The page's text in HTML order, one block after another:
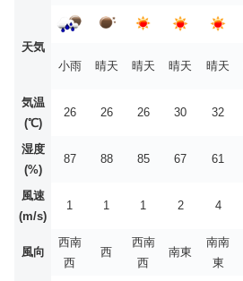
天気
小雨
晴天 晴天 晴天 晴天
気温
(℃)
26 26 26 30 32
湿度
(%)
87 88 85 67 61
風速
(m/s)
1 1 1 2 4
風向
西南
西
西
西南
西
南東
南南
東